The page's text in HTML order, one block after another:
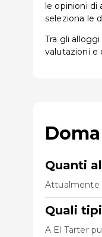
le opinioni di
seleziona le
Tra gli
valutazioni e
Quanti
Attualmente
Quali
A El Tarter